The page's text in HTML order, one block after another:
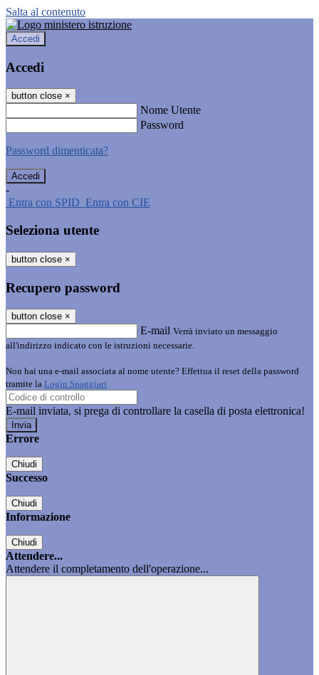
Salta al contenuto
Accedi
Accedi
button close ×
Nome Utente
Password
Password dimenticata?
-
Entra con SPID Entra con CIE
Seleziona utente
button close ×
Recupero password
button close ×
E-mail Verrà inviato un messaggio
all'indirizzo indicato con le istruzioni necessarie.
Non hai una e-mail associata al nome utente? Effettua il reset della password
tramite la Login Spaggiari
E-mail inviata, si prega di controllare la casella di posta elettronica!
Errore
Chiudi
Successo
Chiudi
Informazione
Chiudi
Attendere...
Attendere il completamento dell'operazione...